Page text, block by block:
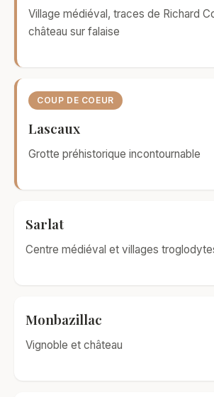
Village médiéval, traces de Richard
château sur falaise
COUP DE COEUR
Lascaux
Grotte préhistorique incontournable
Sarlat
Centre médiéval et villages
Monbazillac
Vignoble et château